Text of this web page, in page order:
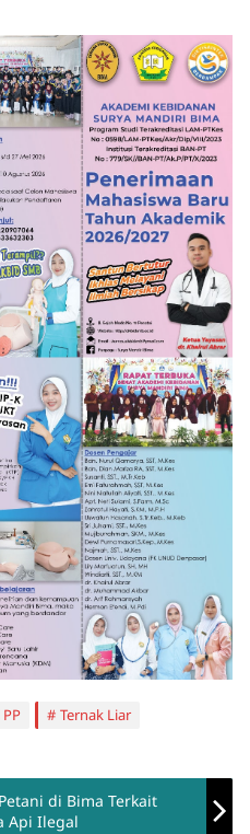
Ternak Liar
di Bima Terkait
Api Ilegal